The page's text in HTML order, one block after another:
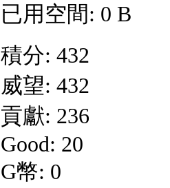
已用空間: 0 B
積分: 432
威望: 432
貢獻: 236
Good: 20
G幣: 0